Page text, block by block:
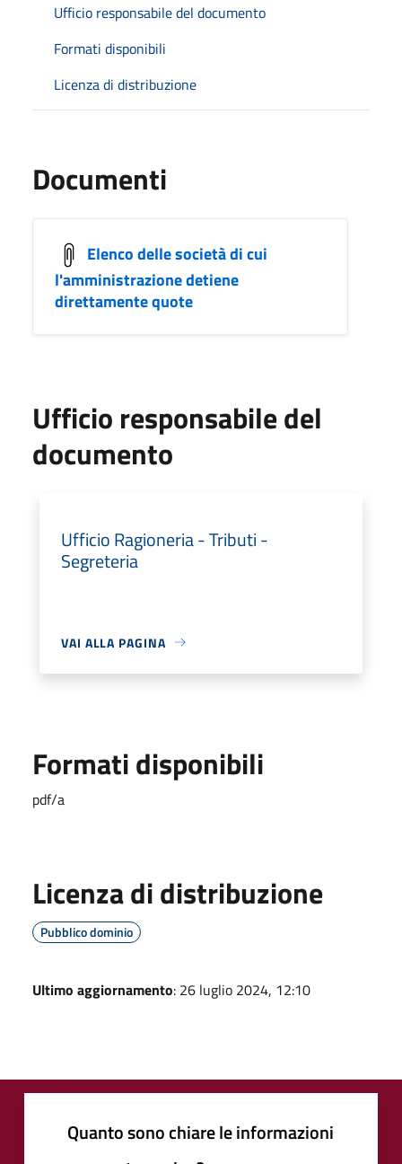
Ufficio responsabile del documento
Formati disponibili
Licenza di distribuzione
Documenti
Elenco delle società di cui
l'amministrazione detiene
direttamente quote
Ufficio responsabile del
documento
Ufficio Ragioneria - Tributi -
Segreteria
VAI ALLA PAGINA
Formati disponibili
pdf/a
Licenza di distribuzione
Pubblico dominio
Ultimo aggiornamento: 26 luglio 2024, 12:10
Quanto sono chiare le informazioni